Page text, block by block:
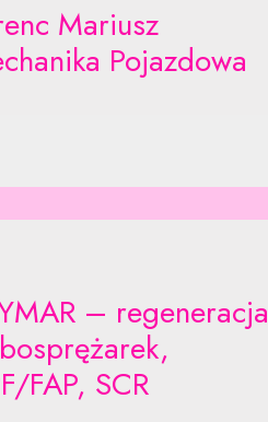
Mariusz
Pojazdowa
– regeneracja
FAP, SCR